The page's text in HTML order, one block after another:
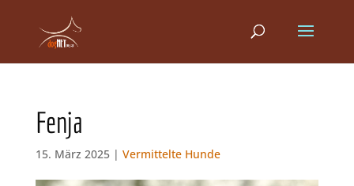
Fenja
15. März 2025 | Vermittelte Hunde